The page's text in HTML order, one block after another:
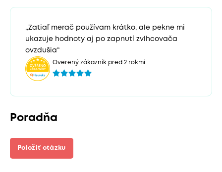
„Zatiaľ merač používam krátko, ale pekne mi
ukazuje hodnoty aj po zapnutí zvlhcovača
ovzdušia“
Overený zákazník pred 2 rokmi
Poradňa
Položiť otázku